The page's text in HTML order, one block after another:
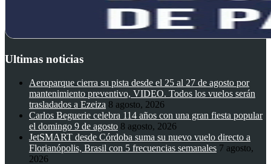
Ultimas noticias
Aeroparque cierra su pista desde el 25 al 27 de agosto por
mantenimiento preventivo, VIDEO. Todos los vuelos serán
trasladados a Ezeiza 8 agosto, 2026
Carlos Beguerie celebra 114 años con una gran fiesta popular
el domingo 9 de agosto 8 agosto, 2026
JetSMART desde Córdoba suma su nuevo vuelo directo a
Florianópolis, Brasil con 5 frecuencias semanales 7 agosto,
2026